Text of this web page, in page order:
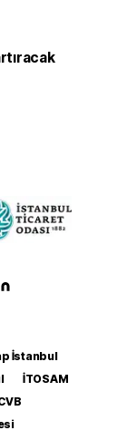
İstanbul
İTOSAM